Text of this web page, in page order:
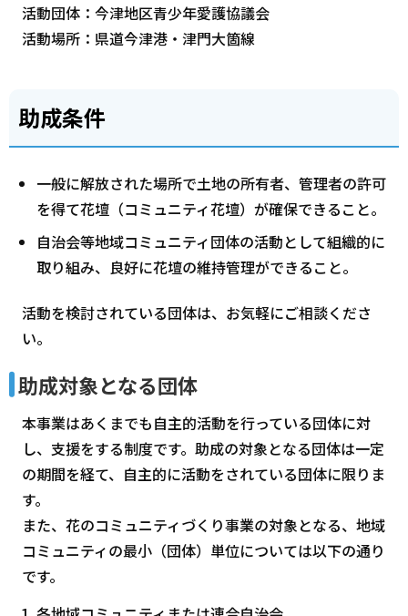
活動団体：今津地区青少年愛護協議会
活動場所：県道今津港・津門大箇線
助成条件
一般に解放された場所で土地の所有者、管理者の許可
を得て花壇（コミュニティ花壇）が確保できること。
自治会等地域コミュニティ団体の活動として組織的に
取り組み、良好に花壇の維持管理ができること。
活動を検討されている団体は、お気軽にご相談くださ
い。
助成対象となる団体
本事業はあくまでも自主的活動を行っている団体に対
し、支援をする制度です。助成の対象となる団体は一定
の期間を経て、自主的に活動をされている団体に限りま
す。
また、花のコミュニティづくり事業の対象となる、地域
コミュニティの最小（団体）単位については以下の通り
です。